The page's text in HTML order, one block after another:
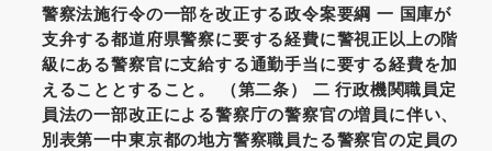
警察法施行令の一部を改正する政令案要綱 一 国庫が
支弁する都道府県警察に要する経費に警視正以上の階
級にある警察官に支給する通勤手当に要する経費を加
えることとすること。 （第二条） 二 行政機関職員定
員法の一部改正による警察庁の警察官の増員に伴い、
別表第一中東京都の地方警察職員たる警察官の定員の